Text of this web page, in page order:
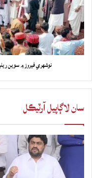
نوشهري فيروز ۾ سوين
سان لاڳاپيل آرٽيڪل